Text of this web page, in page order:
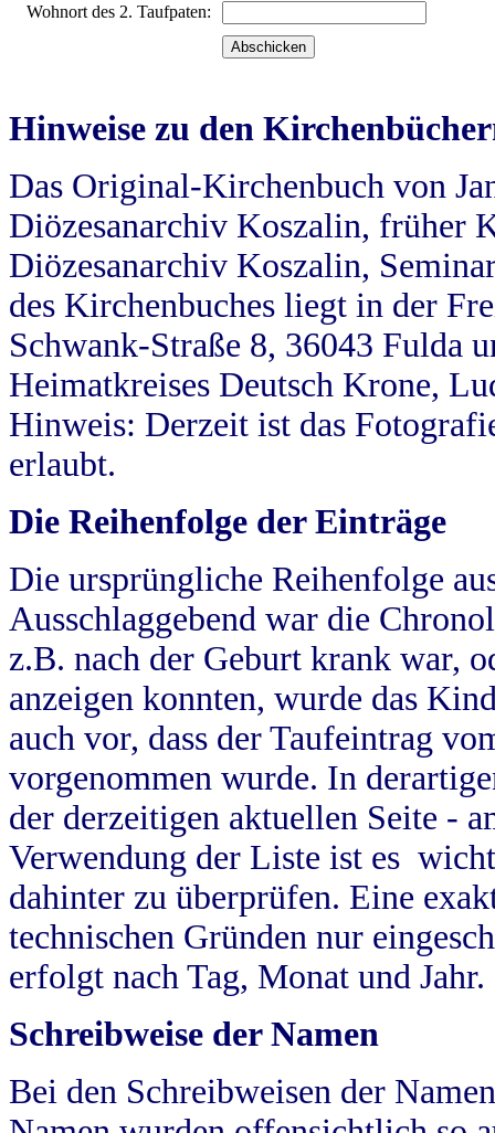
Wohnort des 2. Taufpaten:
Hinweise zu den
Das Original-Kirchenbuch von
Diözesanarchiv Koszalin, früher
Diözesanarchiv Koszalin,
des Kirchenbuches liegt in der
Schwank-Straße 8, 36043 Fulda
Heimatkreises Deutsch Krone,
Hinweis: Derzeit ist das
erlaubt.
Die Reihenfolge der Einträge
Die ursprüngliche Reihenfolge
Ausschlaggebend war die
z.B. nach der Geburt krank war,
anzeigen konnten, wurde das
auch vor, dass der Taufeintrag
vorgenommen wurde. In
der derzeitigen aktuellen Seite -
Verwendung der Liste ist es
dahinter zu überprüfen. Eine
technischen Gründen nur
erfolgt nach Tag, Monat und Jahr.
Schreibweise der Namen
Bei den Schreibweisen der